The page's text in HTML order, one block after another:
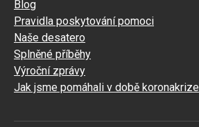
Blog
Pravidla poskytování pomoci
Naše desatero
Splněné příběhy
Výroční zprávy
Jak jsme pomáhali v době koronakrize